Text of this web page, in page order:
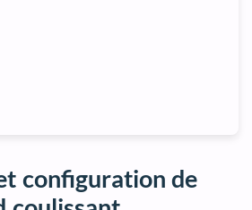
configuration de